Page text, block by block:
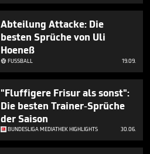
Abteilung Attacke: Die
besten Sprüche von Uli
Hoeneß
FUSSBALL 19.09.
"Fluffigere Frisur als sonst":
Die besten Trainer-Sprüche
der Saison
BUNDESLIGA MEDIATHEK HIGHLIGHTS 30.06.